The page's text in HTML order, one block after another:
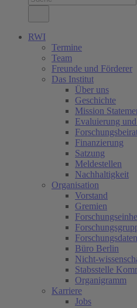
RWI
Termine
Team
Freunde und Förderer
Das Institut
Über uns
Geschichte
Mission
Evaluierung
Finanzierung
Satzung
Meldestellen
Nachhaltigkeit
Organisation
Vorstand
Gremien
Büro Berlin
Nicht-
Stabsstelle
Organigramm
Karriere
Jobs